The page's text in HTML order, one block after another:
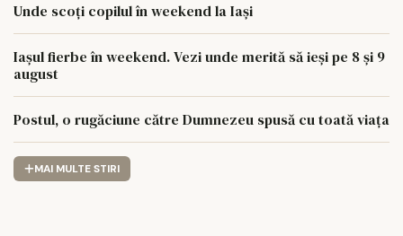
Unde scoți copilul în weekend la Iași
Iașul fierbe în weekend. Vezi unde merită să ieși pe 8 și 9
august
Postul, o rugăciune către Dumnezeu spusă cu toată viața
MAI MULTE STIRI